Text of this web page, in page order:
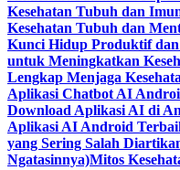
Kesehatan Tubuh dan
Kesehatan Tubuh dan
Kunci Hidup Produktif dan
untuk Meningkatkan
Lengkap Menjaga
Aplikasi Chatbot AI
Download Aplikasi AI di
Aplikasi AI Android
yang Sering Salah
Ngatasinnya)Mitos